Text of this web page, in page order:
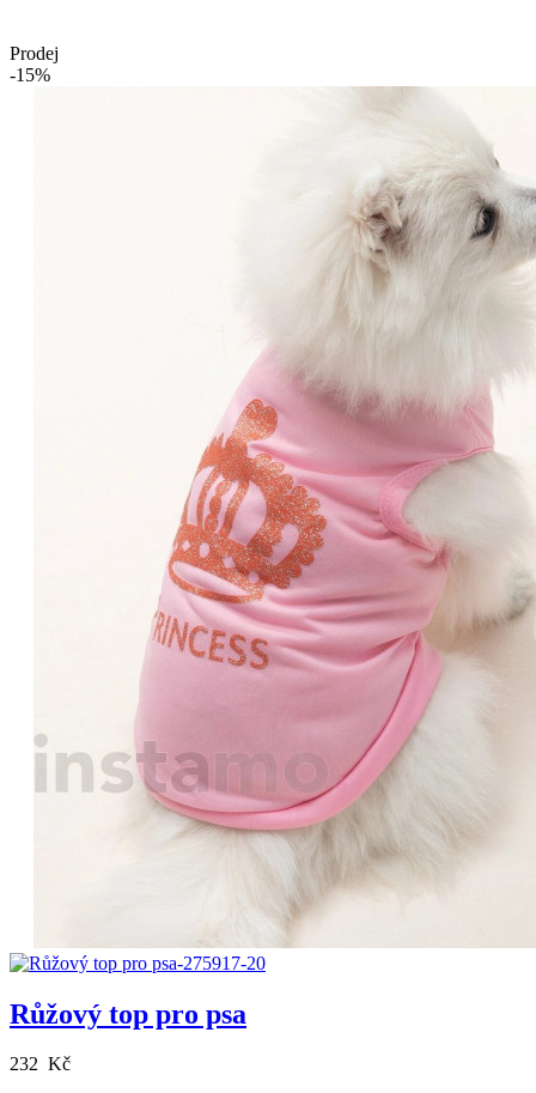
Prodej
-15%
Růžový top pro psa
232 Kč